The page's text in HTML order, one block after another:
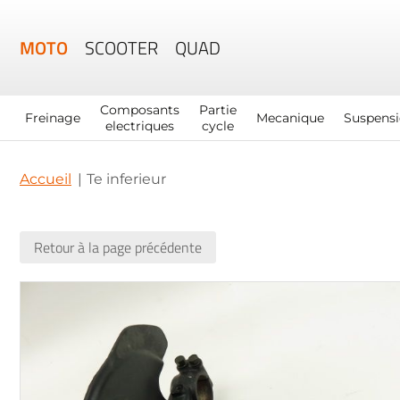
MOTO SCOOTER QUAD
Freinage
Composants
electriques
Partie
cycle
Mecanique
Accueil Te inferieur
Retour à la page précédente